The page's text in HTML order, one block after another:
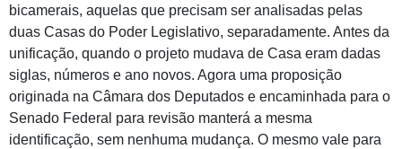
bicamerais, aquelas que precisam ser analisadas pelas
duas Casas do Poder Legislativo, separadamente. Antes da
unificação, quando o projeto mudava de Casa eram dadas
siglas, números e ano novos. Agora uma proposição
originada na Câmara dos Deputados e encaminhada para o
Senado Federal para revisão manterá a mesma
identificação, sem nenhuma mudança. O mesmo vale para